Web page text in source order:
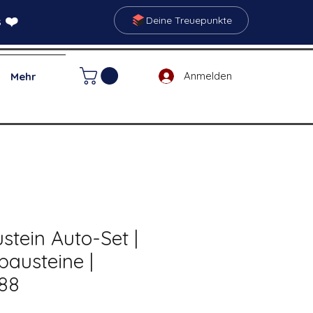
❤️ Deine Treuepunkte
Mehr Anmelden
Auto-Set |
|